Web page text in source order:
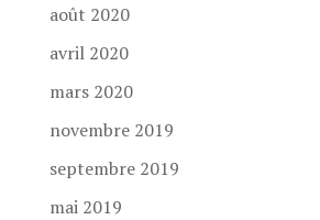
août 2020
avril 2020
mars 2020
novembre 2019
septembre 2019
mai 2019